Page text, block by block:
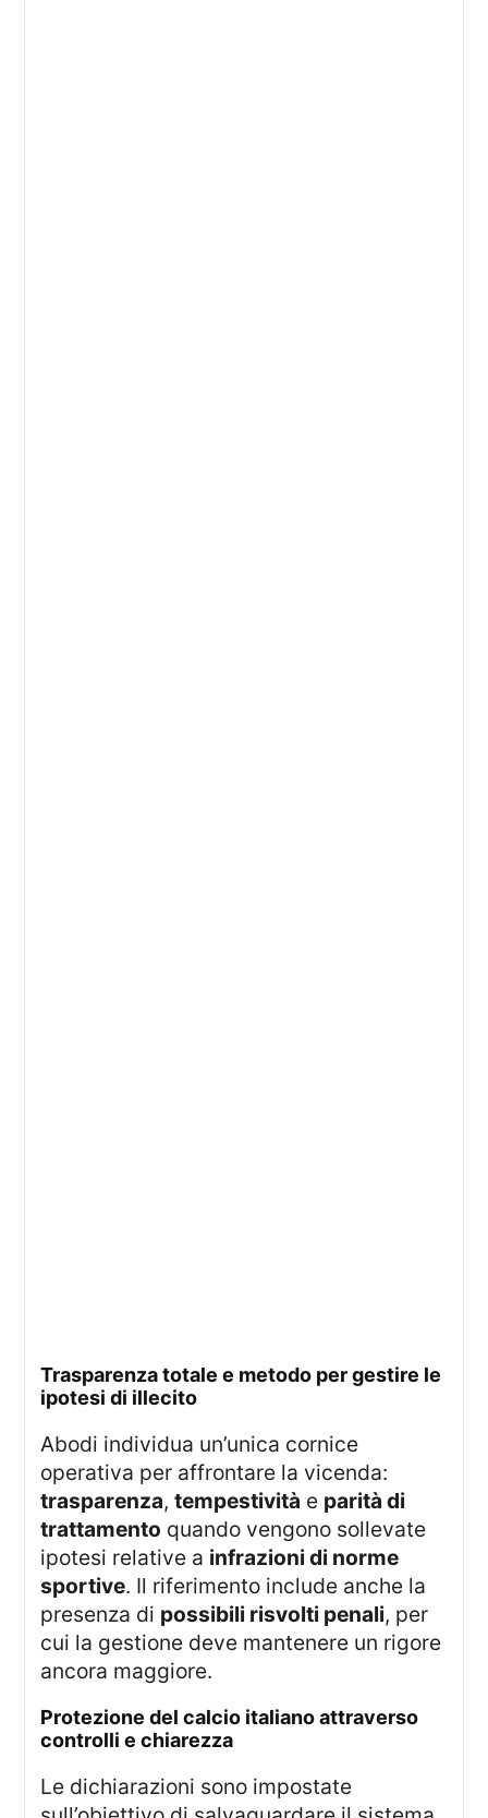
trasparenza totale e metodo per gestire le
ipotesi di illecito
Abodi individua un’unica cornice
operativa per affrontare la vicenda:
trasparenza,tempestività e parità di
trattamento quando vengono sollevate
ipotesi relative a infrazioni di norme
sportive. Il riferimento include anche la
presenza di possibili risvolti penali, per
cui la gestione deve mantenere un rigore
ancora maggiore.
protezione del calcio italiano attraverso
controlli e chiarezza
Le dichiarazioni sono impostate